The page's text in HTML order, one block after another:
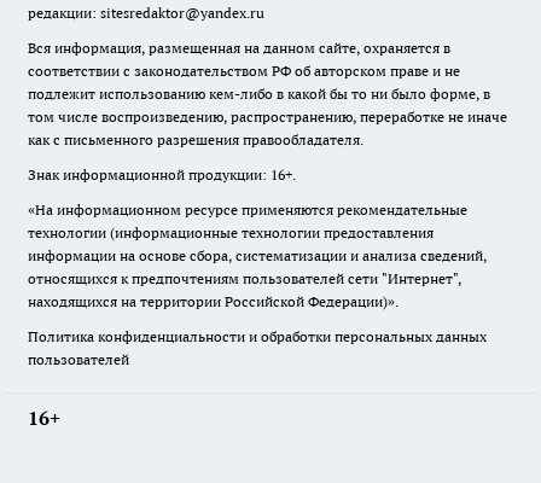
редакции: sitesredaktor@yandex.ru
Вся информация, размещенная на данном сайте, охраняется в
соответствии с законодательством РФ об авторском праве и не
подлежит использованию кем-либо в какой бы то ни было форме, в
том числе воспроизведению, распространению, переработке не иначе
как с письменного разрешения правообладателя.
Знак информационной продукции: 16+.
«На информационном ресурсе применяются рекомендательные
технологии (информационные технологии предоставления
информации на основе сбора, систематизации и анализа сведений,
относящихся к предпочтениям пользователей сети "Интернет",
находящихся на территории Российской Федерации)».
Политика конфиденциальности и обработки персональных данных
пользователей
16+